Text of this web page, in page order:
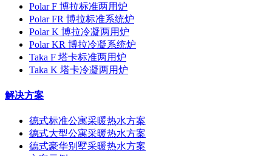
Polar F 博拉标准两用炉
Polar FR 博拉标准系统炉
Polar K 博拉冷凝两用炉
Polar KR 博拉冷凝系统炉
Taka F 塔卡标准两用炉
Taka K 塔卡冷凝两用炉
解决方案
德式标准公寓采暖热水方案
德式大型公寓采暖热水方案
德式豪华别墅采暖热水方案